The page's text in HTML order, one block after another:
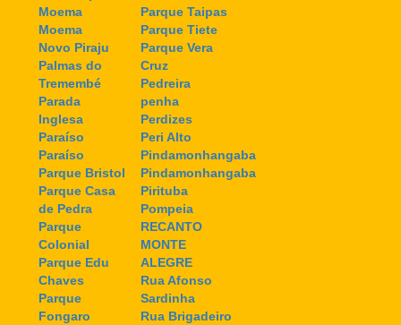
Moema
Moema
Novo Piraju
Palmas do
Tremembé
Parada
Inglesa
Paraíso
Paraíso
Parque Bristol
Parque Casa
de Pedra
Parque
Colonial
Parque Edu
Chaves
Parque
Fongaro
Parque Taipas
Parque Tiete
Parque Vera
Cruz
Pedreira
penha
Perdizes
Peri Alto
Pindamonhangaba
Pindamonhangaba
Pirituba
Pompeia
RECANTO
MONTE
ALEGRE
Rua Afonso
Sardinha
Rua Brigadeiro